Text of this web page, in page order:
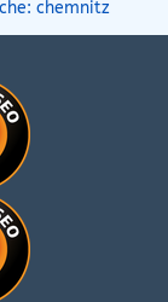
chemnitz